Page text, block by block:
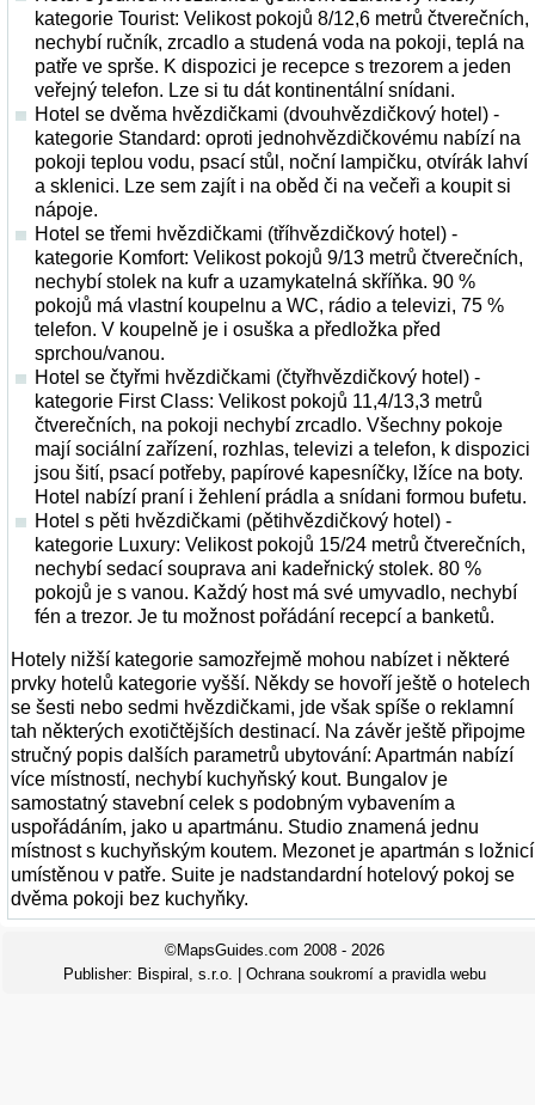
kategorie Tourist: Velikost pokojů 8/12,6 metrů čtverečních,
nechybí ručník, zrcadlo a studená voda na pokoji, teplá na
patře ve sprše. K dispozici je recepce s trezorem a jeden
veřejný telefon. Lze si tu dát kontinentální snídani.
Hotel se dvěma hvězdičkami (dvouhvězdičkový hotel) -
kategorie Standard: oproti jednohvězdičkovému nabízí na
pokoji teplou vodu, psací stůl, noční lampičku, otvírák lahví
a sklenici. Lze sem zajít i na oběd či na večeři a koupit si
nápoje.
Hotel se třemi hvězdičkami (tříhvězdičkový hotel) -
kategorie Komfort: Velikost pokojů 9/13 metrů čtverečních,
nechybí stolek na kufr a uzamykatelná skříňka. 90 %
pokojů má vlastní koupelnu a WC, rádio a televizi, 75 %
telefon. V koupelně je i osuška a předložka před
sprchou/vanou.
Hotel se čtyřmi hvězdičkami (čtyřhvězdičkový hotel) -
kategorie First Class: Velikost pokojů 11,4/13,3 metrů
čtverečních, na pokoji nechybí zrcadlo. Všechny pokoje
mají sociální zařízení, rozhlas, televizi a telefon, k dispozici
jsou šití, psací potřeby, papírové kapesníčky, lžíce na boty.
Hotel nabízí praní i žehlení prádla a snídani formou bufetu.
Hotel s pěti hvězdičkami (pětihvězdičkový hotel) -
kategorie Luxury: Velikost pokojů 15/24 metrů čtverečních,
nechybí sedací souprava ani kadeřnický stolek. 80 %
pokojů je s vanou. Každý host má své umyvadlo, nechybí
fén a trezor. Je tu možnost pořádání recepcí a banketů.
Hotely nižší kategorie samozřejmě mohou nabízet i některé
prvky hotelů kategorie vyšší. Někdy se hovoří ještě o hotelech
se šesti nebo sedmi hvězdičkami, jde však spíše o reklamní
tah některých exotičtějších destinací. Na závěr ještě připojme
stručný popis dalších parametrů ubytování: Apartmán nabízí
více místností, nechybí kuchyňský kout. Bungalov je
samostatný stavební celek s podobným vybavením a
uspořádáním, jako u apartmánu. Studio znamená jednu
místnost s kuchyňským koutem. Mezonet je apartmán s ložnicí
umístěnou v patře. Suite je nadstandardní hotelový pokoj se
dvěma pokoji bez kuchyňky.
©MapsGuides.com 2008 - 2026
Publisher: Bispiral, s.r.o. Ochrana soukromí a pravidla webu